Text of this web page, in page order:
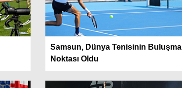
Samsun, Dünya Tenisinin Buluşma
Noktası Oldu